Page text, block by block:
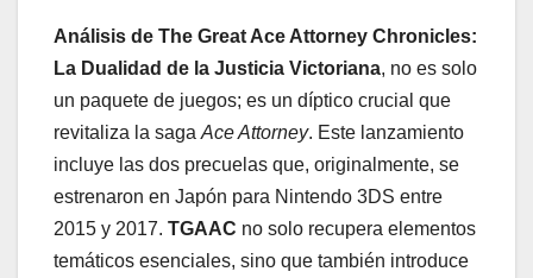
Análisis de The Great Ace Attorney Chronicles:
La Dualidad de la Justicia Victoriana, no es solo
un paquete de juegos; es un díptico crucial que
revitaliza la saga Ace Attorney. Este lanzamiento
incluye las dos precuelas que, originalmente, se
estrenaron en Japón para Nintendo 3DS entre
2015 y 2017. TGAAC no solo recupera elementos
temáticos esenciales, sino que también introduce